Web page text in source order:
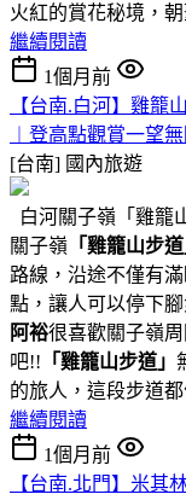
火紅的賞花秘境，
繼續閱讀
1個月前
【台南.白河】雞籠
︱登高點觀賞一望
[台南] 國內旅遊
白河關子嶺「雞籠
關子嶺 「雞籠山步道
路線，沿途不僅有
點，讓人可以停下
阿裕很喜歡關子嶺
吧!! 「雞籠山步道」
的旅人，這段步道
繼續閱讀
1個月前
【台南.北門】米其